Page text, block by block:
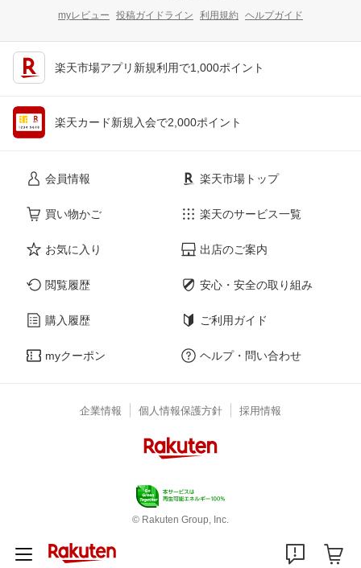
myレビュー 投稿ガイドライン 利用規約 ヘルプガイド
楽天市場アプリ新規利用で1,000ポイント
楽天カード新規入会で2,000ポイント
会員情報
買い物かご
お気に入り
閲覧履歴
購入履歴
myクーポン
楽天市場トップ
楽天のサービス一覧
出店のご案内
安心・安全の取り組み
ご利用ガイド
ヘルプ・問い合わせ
企業情報 個人情報保護方針 採用情報
© Rakuten Group, Inc.